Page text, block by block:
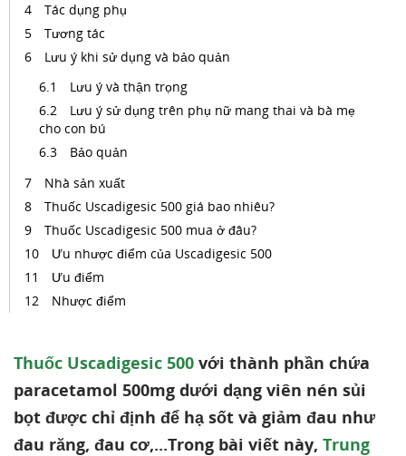
Tác dụng phụ
Tương tác
Lưu ý khi sử dụng và bảo quản
Lưu ý và thận trọng
Lưu ý sử dụng trên phụ nữ mang thai và bà mẹ
cho con bú
Bảo quản
Nhà sản xuất
Thuốc Uscadigesic 500 giá bao nhiêu?
Thuốc Uscadigesic 500 mua ở đâu?
Ưu nhược điểm của Uscadigesic 500
Ưu điểm
Nhược điểm
Thuốc Uscadigesic 500 với thành phần chứa
paracetamol 500mg dưới dạng viên nén sủi
bọt được chỉ định để hạ sốt và giảm đau như
đau răng, đau cơ,...Trong bài viết này, Trung